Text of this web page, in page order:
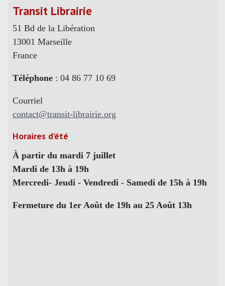
Transit Librairie
51 Bd de la Libération
13001 Marseille
France
Téléphone : 04 86 77 10 69
Courriel
contact@transit-librairie.org
Horaires d’été
À partir du mardi 7 juillet
Mardi de 13h à 19h
Mercredi- Jeudi - Vendredi - Samedi de 15h à 19h
Fermeture du 1er Août de 19h au 25 Août 13h